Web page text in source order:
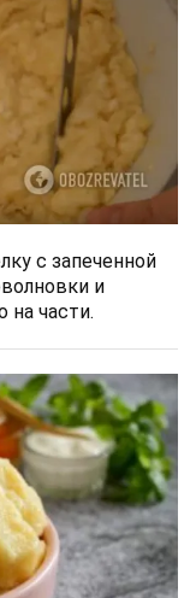
с запеченной
и
на части.